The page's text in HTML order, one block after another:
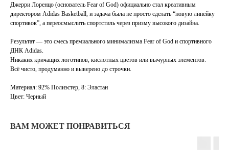
Джерри Лоренцо (основатель Fear of God) официально стал креативным
директором Adidas Basketball, и задача была не просто сделать “новую линейку
спортивок”, а переосмыслить спортстиль через призму высокого дизайна.
Результат — это смесь премиального минимализма Fear of God и спортивного
ДНК Adidas.
Никаких кричащих логотипов, кислотных цветов или вычурных элементов.
Всё чисто, продуманно и выверено до строчки.
Материал: 92% Полиэстер, 8: Эластан
Цвет: Черный
ВАМ МОЖЕТ ПОНРАВИТЬСЯ